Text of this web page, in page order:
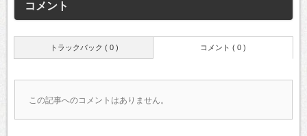
コメント
トラックバック ( 0 ) コメント ( 0 )
この記事へのコメントはありません。